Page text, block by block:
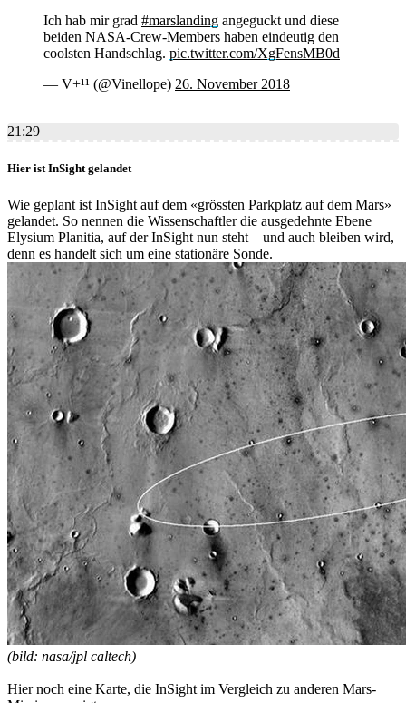
Ich hab mir grad #marslanding angeguckt und diese
beiden NASA-Crew-Members haben eindeutig den
coolsten Handschlag. pic.twitter.com/XgFensMB0d
— V+¹¹ (@Vinellope) 26. November 2018
21:29
Hier ist InSight gelandet
Wie geplant ist InSight auf dem «grössten Parkplatz auf dem Mars»
gelandet. So nennen die Wissenschaftler die ausgedehnte Ebene
Elysium Planitia, auf der InSight nun steht – und auch bleiben wird,
denn es handelt sich um eine stationäre Sonde.
(bild: nasa/jpl caltech)
Hier noch eine Karte, die InSight im Vergleich zu anderen Mars-